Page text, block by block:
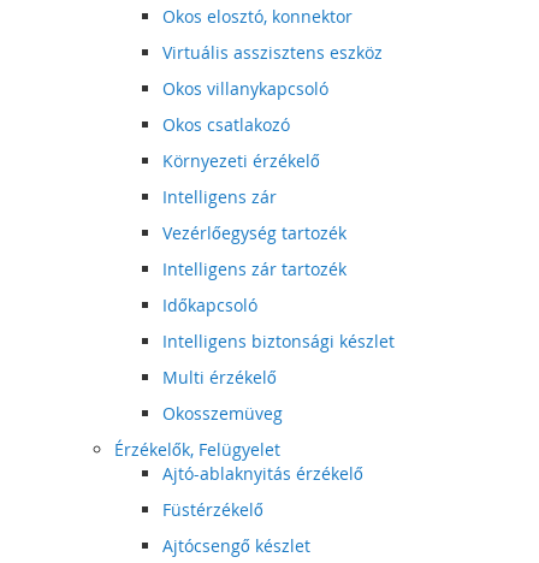
Okos elosztó, konnektor
Virtuális asszisztens eszköz
Okos villanykapcsoló
Okos csatlakozó
Környezeti érzékelő
Intelligens zár
Vezérlőegység tartozék
Intelligens zár tartozék
Időkapcsoló
Intelligens biztonsági készlet
Multi érzékelő
Okosszemüveg
Érzékelők, Felügyelet
Ajtó-ablaknyitás érzékelő
Füstérzékelő
Ajtócsengő készlet